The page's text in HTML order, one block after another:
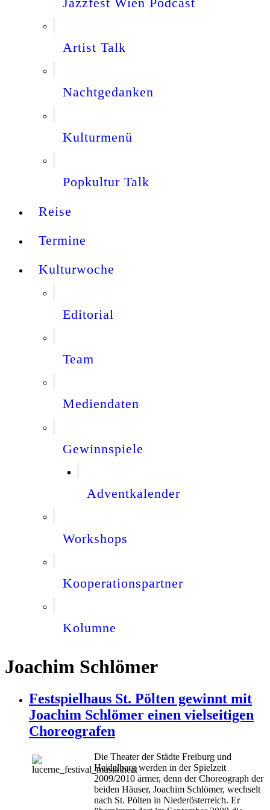
Artist Talk
Nachtgedanken
Kulturmenü
Popkultur Talk
Reise
Termine
Kulturwoche
Editorial
Team
Mediendaten
Gewinnspiele
Adventkalender
Workshops
Kooperationspartner
Kolumne
Joachim Schlömer
Festspielhaus St. Pölten gewinnt mit
Joachim Schlömer einen vielseitigen
Choreografen
Die Theater der Städte Freiburg und
Heidelberg werden in der Spielzeit
2009/2010 ärmer, denn der Choreograph der
beiden Häuser, Joachim Schlömer, wechselt
nach St. Pölten in Niederösterreich. Er